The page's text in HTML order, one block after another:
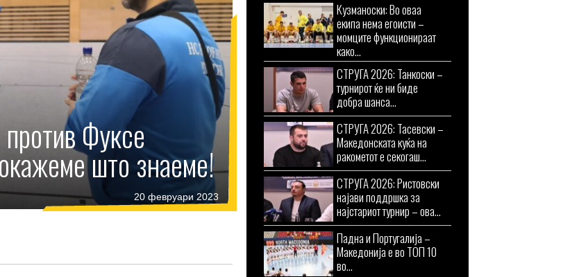
Фуксе
што знаеме!
20 февруари 2023
Кузманоски: Во оваа
екипа нема егоисти –
момците функционираат
како...
СТРУГА 2026: Танкоски –
турнирот ќе ни биде
добра шанса...
СТРУГА 2026: Тасевски –
Македонската куќа на
ракометот е секогаш...
СТРУГА 2026: Ристовски
најави поддршка за
најстариот турнир – ова...
Падна и Португалија –
Македонија е во ТОП 10
во...